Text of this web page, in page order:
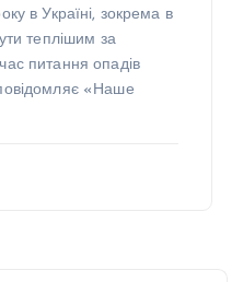
в Україні, зокрема в
теплішим за
питання опадів
«Наше